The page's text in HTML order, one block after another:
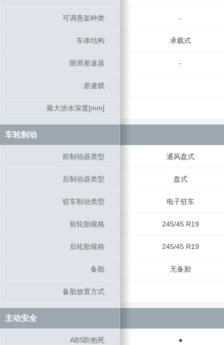
可调悬架种类 -
车体结构 承载式
限滑差速器 -
差速锁
最大涉水深度[mm]
车轮制动
前制动器类型 通风盘式
后制动器类型 盘式
驻车制动类型 电子驻车
前轮胎规格 245/45 R19
后轮胎规格 245/45 R19
备胎 无备胎
备胎放置方式
主动安全
ABS防抱死 ●
可调悬架种类
车体结构
限滑差速器
差速锁
最大涉水深度[mm]
车轮制动
前制动器类型
后制动器类型
驻车制动类型
前轮胎规格
后轮胎规格
备胎
备胎放置方式
主动安全
ABS防抱死